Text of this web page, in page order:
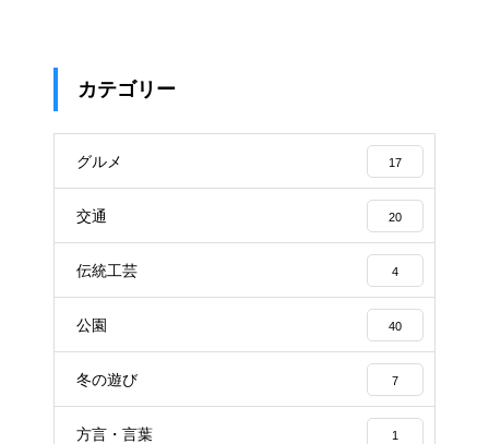
カテゴリー
グルメ 17
交通 20
伝統工芸 4
公園 40
冬の遊び 7
方言・言葉 1